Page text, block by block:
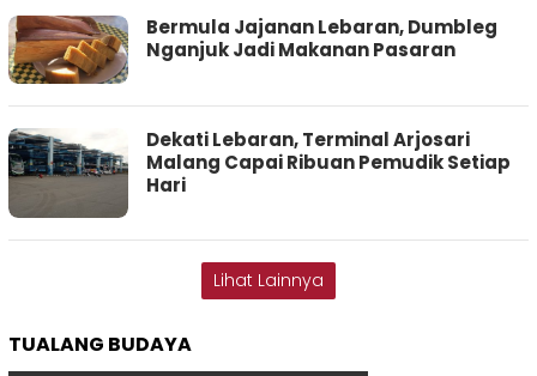
Bermula Jajanan Lebaran, Dumbleg
Nganjuk Jadi Makanan Pasaran
Dekati Lebaran, Terminal Arjosari
Malang Capai Ribuan Pemudik Setiap
Hari
Lihat Lainnya
TUALANG BUDAYA